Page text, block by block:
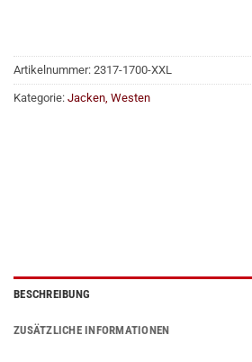
Artikelnummer: 2317-1700-XXL
Kategorie: Jacken, Westen
BESCHREIBUNG
ZUSÄTZLICHE INFORMATIONEN